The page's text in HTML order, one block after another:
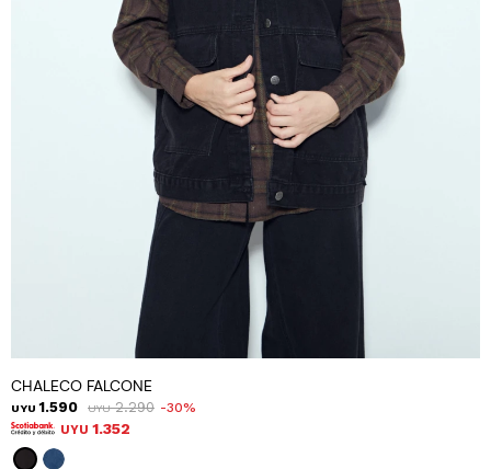
CHALECO FALCONE
UYU 1.590 UYU 2.290 30
UYU 1.352